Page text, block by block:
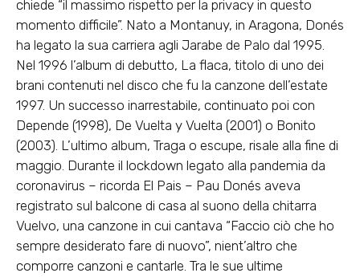
chiede “il massimo rispetto per la privacy in questo
momento difficile”. Nato a Montanuy, in Aragona, Donés
ha legato la sua carriera agli Jarabe de Palo dal 1995.
Nel 1996 l’album di debutto, La flaca, titolo di uno dei
brani contenuti nel disco che fu la canzone dell’estate
1997. Un successo inarrestabile, continuato poi con
Depende (1998), De Vuelta y Vuelta (2001) o Bonito
(2003). L’ultimo album, Traga o escupe, risale alla fine di
maggio. Durante il lockdown legato alla pandemia da
coronavirus – ricorda El Pais – Pau Donés aveva
registrato sul balcone di casa al suono della chitarra
Vuelvo, una canzone in cui cantava “Faccio ciò che ho
sempre desiderato fare di nuovo”, nient’altro che
comporre canzoni e cantarle. Tra le sue ultime